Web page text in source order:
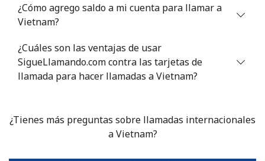
¿Cómo agrego saldo a mi cuenta para llamar a
Vietnam?
¿Cuáles son las ventajas de usar
SigueLlamando.com contra las tarjetas de
llamada para hacer llamadas a Vietnam?
¿Tienes más preguntas sobre llamadas internacionales
a Vietnam?